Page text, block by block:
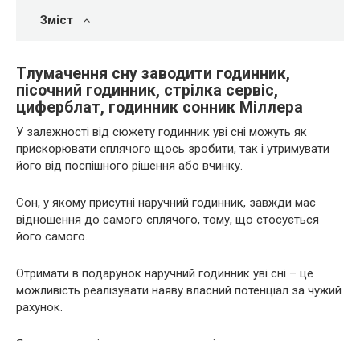
Зміст
Тлумачення сну заводити годинник,
пісочний годинник, стрілка сервіс,
циферблат, годинник сонник Міллера
У залежності від сюжету годинник уві сні можуть як
прискорювати сплячого щось зробити, так і утримувати
його від поспішного рішення або вчинку.
Сон, у якому присутні наручний годинник, завжди має
відношення до самого сплячого, тому, що стосується
його самого.
Отримати в подарунок наручний годинник уві сні – це
можливість реалізувати наяву власний потенціал за чужий
рахунок.